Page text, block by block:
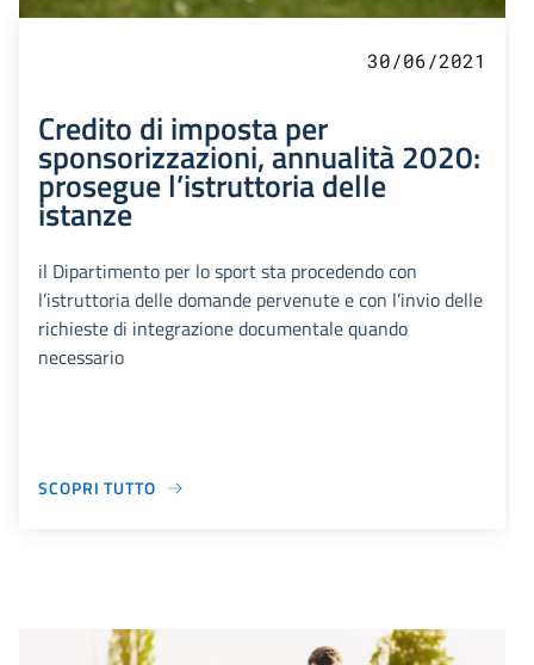
30/06/2021
Credito di imposta per
sponsorizzazioni, annualità 2020:
prosegue l’istruttoria delle
istanze
il Dipartimento per lo sport sta procedendo con
l’istruttoria delle domande pervenute e con l’invio delle
richieste di integrazione documentale quando
necessario
SCOPRI TUTTO